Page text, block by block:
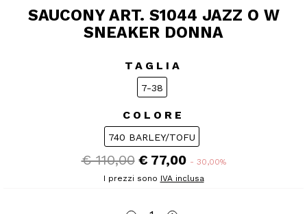
SAUCONY ART. S1044 JAZZ O W
SNEAKER DONNA
TAGLIA
7-38
COLORE
740 BARLEY/TOFU
€ 110,00 € 77,00 - 30,00%
I prezzi sono IVA inclusa